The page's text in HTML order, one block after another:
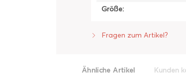
Größe:
Fragen zum Artikel?
Ähnliche Artikel Kunden